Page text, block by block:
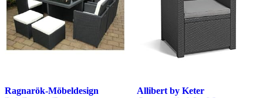
Ragnarök-Möbeldesign
Allibert by Keter